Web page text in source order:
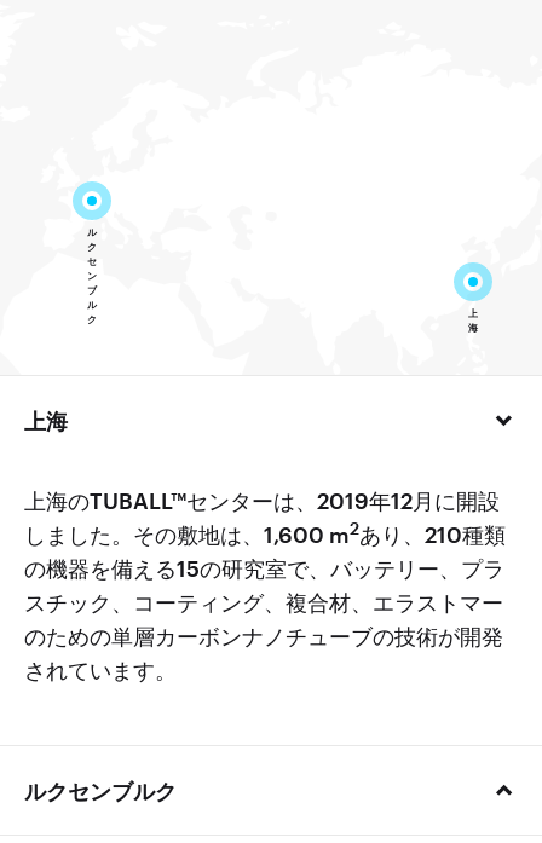
上海
上海のTUBALL™センターは、2019年12月に開設
しました。その敷地は、1,600 m2あり、210種類
の機器を備える15の研究室で、バッテリー、プラ
スチック、コーティング、複合材、エラストマー
のための単層カーボンナノチューブの技術が開発
されています。
ルクセンブルク